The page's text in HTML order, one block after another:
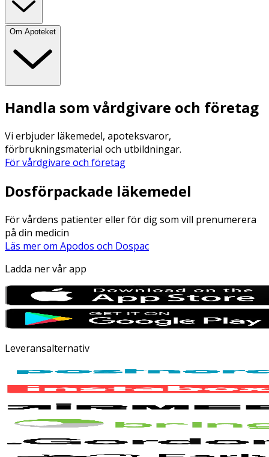
Om Apoteket
Handla som vårdgivare och företag
Vi erbjuder läkemedel, apoteksvaror,
förbrukningsmaterial och utbildningar.
För vårdgivare och företag
Dosförpackade läkemedel
För vårdens patienter eller för dig som vill prenumerera
på din medicin
Läs mer om Apodos och Dospac
Ladda ner vår app
Leveransalternativ